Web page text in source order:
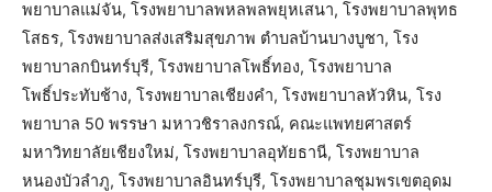
พยาบาลแม่จัน, โรงพยาบาลพหลพลพยุหเสนา, โรงพยาบาลพุทธ
โสธร, โรงพยาบาลส่งเสริมสุขภาพ ตำบลบ้านบางบูชา, โรง
พยาบาลกบินทร์บุรี, โรงพยาบาลโพธิ์ทอง, โรงพยาบาล
โพธิ์ประทับช้าง, โรงพยาบาลเชียงคำ, โรงพยาบาลหัวหิน, โรง
พยาบาล 50 พรรษา มหาวชิราลงกรณ์, คณะแพทยศาสตร์
มหาวิทยาลัยเชียงใหม่, โรงพยาบาลอุทัยธานี, โรงพยาบาล
หนองบัวลำภู, โรงพยาบาลอินทร์บุรี, โรงพยาบาลชุมพรเขตอุดม